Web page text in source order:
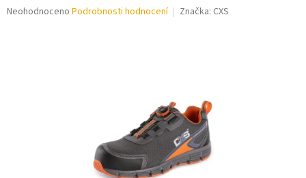
Průměrné
Neohodnoceno Podrobnosti hodnocení Značka: CXS